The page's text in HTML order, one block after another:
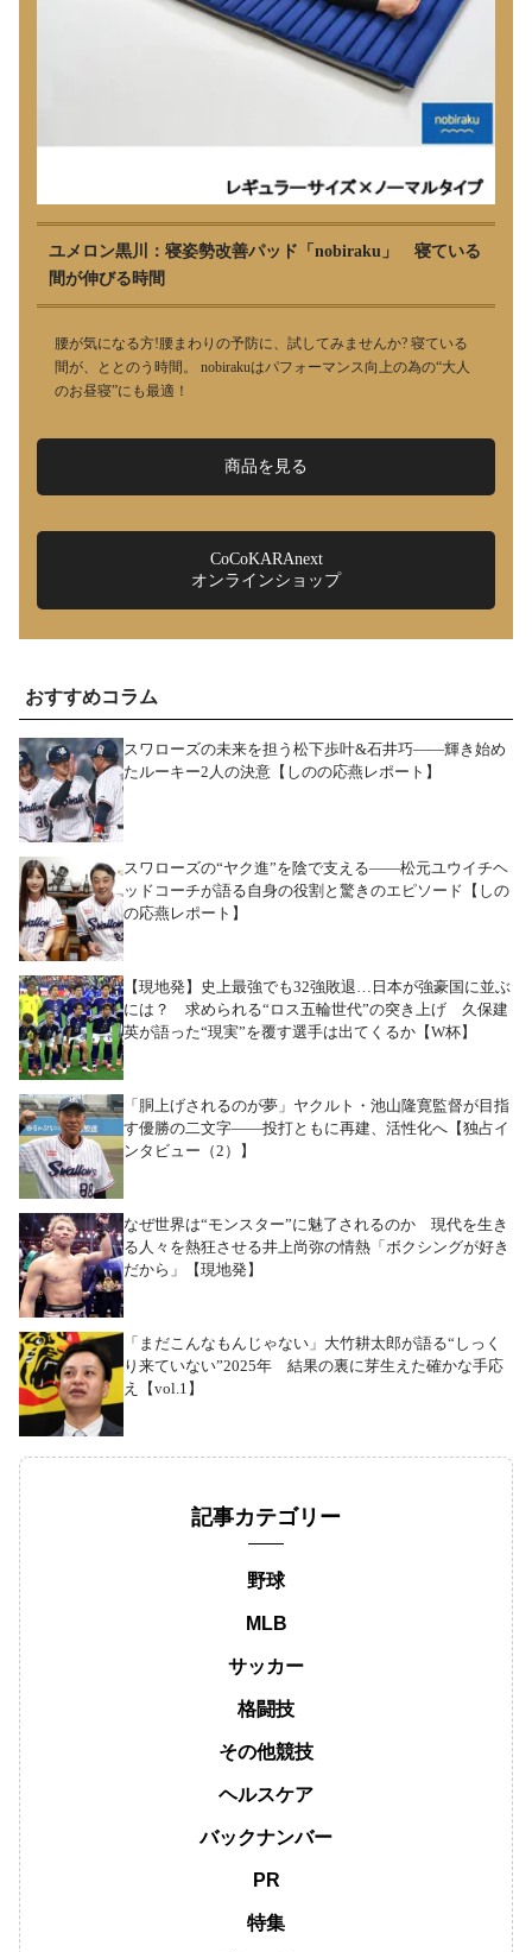
ユメロン黒川：寝姿勢改善パッド「nobiraku」 寝ている
間が伸びる時間
腰が気になる方!腰まわりの予防に、試してみませんか? 寝ている
間が、ととのう時間。 nobirakuはパフォーマンス向上の為の“大人
のお昼寝”にも最適！
商品を見る
CoCoKARAnext
オンラインショップ
おすすめコラム
スワローズの未来を担う松下歩叶&石井巧――輝き始め
たルーキー2人の決意【しのの応燕レポート】
スワローズの“ヤク進”を陰で支える――松元ユウイチヘ
ッドコーチが語る自身の役割と驚きのエピソード【しの
の応燕レポート】
【現地発】史上最強でも32強敗退…日本が強豪国に並ぶ
には？ 求められる“ロス五輪世代”の突き上げ 久保建
英が語った“現実”を覆す選手は出てくるか【W杯】
「胴上げされるのが夢」ヤクルト・池山隆寛監督が目指
す優勝の二文字――投打ともに再建、活性化へ【独占イ
ンタビュー（2）】
なぜ世界は“モンスター”に魅了されるのか 現代を生き
る人々を熱狂させる井上尚弥の情熱「ボクシングが好き
だから」【現地発】
「まだこんなもんじゃない」大竹耕太郎が語る“しっく
り来ていない”2025年 結果の裏に芽生えた確かな手応
え【vol.1】
記事カテゴリー
野球
MLB
サッカー
格闘技
その他競技
ヘルスケア
バックナンバー
PR
特集